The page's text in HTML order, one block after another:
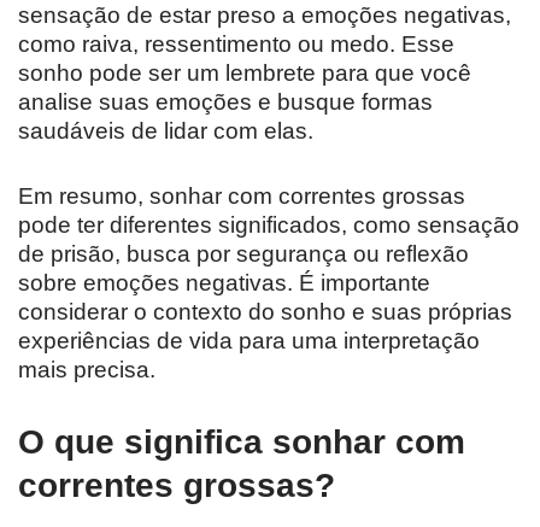
sensação de estar preso a emoções negativas,
como raiva, ressentimento ou medo. Esse
sonho pode ser um lembrete para que você
analise suas emoções e busque formas
saudáveis de lidar com elas.
Em resumo, sonhar com correntes grossas
pode ter diferentes significados, como sensação
de prisão, busca por segurança ou reflexão
sobre emoções negativas. É importante
considerar o contexto do sonho e suas próprias
experiências de vida para uma interpretação
mais precisa.
O que significa sonhar com
correntes grossas?